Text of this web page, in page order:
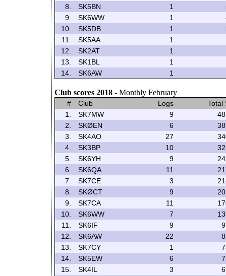
8.
SK5BN 1
9.
SK6WW 1
10.
SK5DB 1
11.
SK5AA 1
12.
SK2AT 1
13.
SK1BL
1
14.
SK6AW 1
Club scores 2018 - Monthly February
# Club Logs
Total
1.
SK7MW 9
2.
SKØEN 6
3.
SK4AO 27
4.
SK3BP 10
5.
SK6YH 9
6.
SK6QA 11
7.
SK7CE 3
8.
SKØCT 9
9.
SK7CA 11
10.
SK6WW 7
11.
SK6IF 9
12.
SK6AW 22
13.
SK7CY 1
14.
SK5EW 6
15.
SK4IL 3